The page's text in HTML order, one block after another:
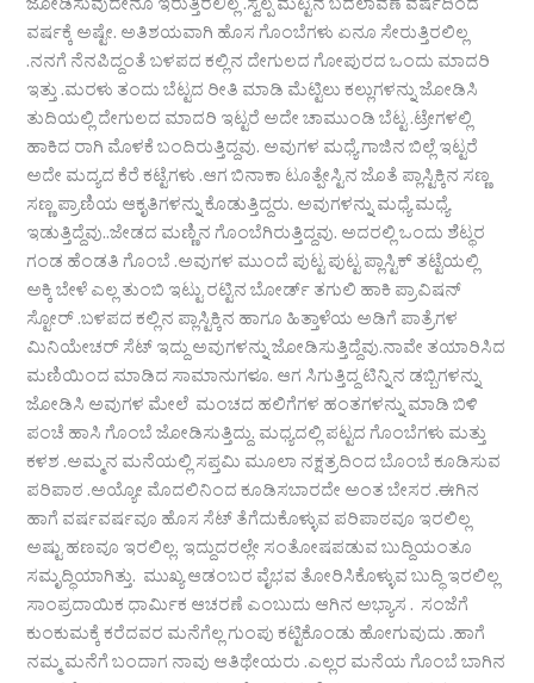
ಜೋಡಿಸುವುದೇನೂ ಇರುತ್ತಿರಲಿಲ್ಲ .ಸ್ವಲ್ಪ ಮಟ್ಟಿನ ಬದಲಾವಣೆ ವರ್ಷದಿಂದ
ವರ್ಷಕ್ಕೆ ಅಷ್ಟೇ. ಅತಿಶಯವಾಗಿ ಹೊಸ ಗೊಂಬೆಗಳು ಏನೂ ಸೇರುತ್ತಿರಲಿಲ್ಲ
.ನನಗೆ ನೆನಪಿದ್ದಂತೆ ಬಳಪದ ಕಲ್ಲಿನ ದೇಗುಲದ ಗೋಪುರದ ಒಂದು ಮಾದರಿ
ಇತ್ತು .ಮರಳು ತಂದು ಬೆಟ್ಟದ ರೀತಿ ಮಾಡಿ ಮೆಟ್ಟಿಲು ಕಲ್ಲುಗಳನ್ನು ಜೋಡಿಸಿ
ತುದಿಯಲ್ಲಿ ದೇಗುಲದ ಮಾದರಿ ಇಟ್ಟರೆ ಅದೇ ಚಾಮುಂಡಿ ಬೆಟ್ಟ .ಟ್ರೇಗಳಲ್ಲಿ
ಹಾಕಿದ ರಾಗಿ ಮೊಳಕೆ ಬಂದಿರುತ್ತಿದ್ದವು. ಅವುಗಳ ಮಧ್ಯೆ ಗಾಜಿನ ಬಿಲ್ಲೆ ಇಟ್ಟರೆ
ಅದೇ ಮದ್ಯದ ಕೆರೆ ಕಟ್ಟೆಗಳು .ಆಗ ಬಿನಾಕಾ ಟೂತ್ಪೇಸ್ಟಿನ ಜೊತೆ ಪ್ಲಾಸ್ಟಿಕ್ಕಿನ ಸಣ್ಣ
ಸಣ್ಣ ಪ್ರಾಣಿಯ ಆಕೃತಿಗಳನ್ನು ಕೊಡುತ್ತಿದ್ದರು. ಅವುಗಳನ್ನು ಮಧ್ಯೆ ಮಧ್ಯೆ
ಇಡುತ್ತಿದ್ದೆವು..ಜೇಡದ ಮಣ್ಣಿನ ಗೊಂಬೆಗಿರುತ್ತಿದ್ದವು. ಅದರಲ್ಲಿ ಒಂದು ಶೆಟ್ಥರ
ಗಂಡ ಹೆಂಡತಿ ಗೊಂಬೆ .ಅವುಗಳ ಮುಂದೆ ಪುಟ್ಟ ಪುಟ್ಟ ಪ್ಲಾಸ್ಟಿಕ್ ತಟ್ಟೆಯಲ್ಲಿ
ಅಕ್ಕಿ ಬೇಳೆ ಎಲ್ಲ ತುಂಬಿ ಇಟ್ಟು ರಟ್ಟಿನ ಬೋರ್ಡ್ ತಗುಲಿ ಹಾಕಿ ಪ್ರಾವಿಷನ್
ಸ್ಟೋರ್ .ಬಳಪದ ಕಲ್ಲಿನ ಪ್ಲಾಸ್ಟಿಕ್ಕಿನ ಹಾಗೂ ಹಿತ್ತಾಳೆಯ ಅಡಿಗೆ ಪಾತ್ರೆಗಳ
ಮಿನಿಯೇಚರ್ ಸೆಟ್ ಇದ್ದು ಅವುಗಳನ್ನು ಜೋಡಿಸುತ್ತಿದ್ದೆವು.ನಾವೇ ತಯಾರಿಸಿದ
ಮಣಿಯಿಂದ ಮಾಡಿದ ಸಾಮಾನುಗಳೂ. ಆಗ ಸಿಗುತ್ತಿದ್ದ ಟಿನ್ನಿನ ಡಬ್ಬಿಗಳನ್ನು
ಜೋಡಿಸಿ ಅವುಗಳ ಮೇಲೆ ಮಂಚದ ಹಲಿಗೆಗಳ ಹಂತಗಳನ್ನು ಮಾಡಿ ಬಿಳಿ
ಪಂಚೆ ಹಾಸಿ ಗೊಂಬೆ ಜೋಡಿಸುತ್ತಿದ್ದು. ಮಧ್ಯದಲ್ಲಿ ಪಟ್ಟದ ಗೊಂಬೆಗಳು ಮತ್ತು
ಕಳಶ .ಅಮ್ಮನ ಮನೆಯಲ್ಲಿ ಸಪ್ತಮಿ ಮೂಲಾ ನಕ್ಷತ್ರದಿಂದ ಬೊಂಬೆ ಕೂಡಿಸುವ
ಪರಿಪಾಠ .ಅಯ್ಯೋ ಮೊದಲಿನಿಂದ ಕೂಡಿಸಬಾರದೇ ಅಂತ ಬೇಸರ .ಈಗಿನ
ಹಾಗೆ ವರ್ಷವರ್ಷವೂ ಹೊಸ ಸೆಟ್ ತೆಗೆದುಕೊಳ್ಳುವ ಪರಿಪಾಠವೂ ಇರಲಿಲ್ಲ
ಅಷ್ಟು ಹಣವೂ ಇರಲಿಲ್ಲ. ಇದ್ದುದರಲ್ಲೇ ಸಂತೋಷಪಡುವ ಬುದ್ದಿಯಂತೂ
ಸಮೃದ್ಧಿಯಾಗಿತ್ತು. ಮುಖ್ಯ ಆಡಂಬರ ವೈಭವ ತೋರಿಸಿಕೊಳ್ಳುವ ಬುದ್ಧಿ ಇರಲಿಲ್ಲ
ಸಾಂಪ್ರದಾಯಿಕ ಧಾರ್ಮಿಕ ಆಚರಣೆ ಎಂಬುದು ಆಗಿನ ಅಭ್ಯಾಸ . ಸಂಜೆಗೆ
ಕುಂಕುಮಕ್ಕೆ ಕರೆದವರ ಮನೆಗೆಲ್ಲ ಗುಂಪು ಕಟ್ಟಿಕೊಂಡು ಹೋಗುವುದು .ಹಾಗೆ
ನಮ್ಮ ಮನೆಗೆ ಬಂದಾಗ ನಾವು ಆತಿಥೇಯರು .ಎಲ್ಲರ ಮನೆಯ ಗೊಂಬೆ ಬಾಗಿನ